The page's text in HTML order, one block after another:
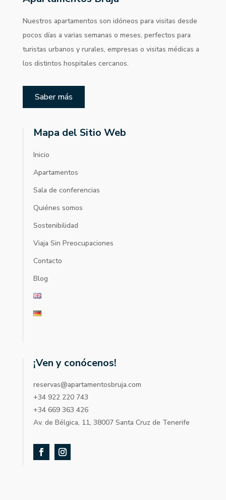
Nuestros apartamentos son idóneos para visitas desde
pocos días a varias semanas o meses, perfectos para
turistas urbanos y rurales, empresas o visitas médicas a
los distintos hospitales cercanos.
Saber más
Mapa del Sitio Web
Inicio
Apartamentos
Sala de conferencias
Quiénes somos
Sostenibilidad
Viaja Sin Preocupaciones
Contacto
Blog
¡Ven y conócenos!
reservas@apartamentosbruja.com
+34 922 220 743
+34 669 363 426
Av. de Bélgica, 11, 38007 Santa Cruz de Tenerife